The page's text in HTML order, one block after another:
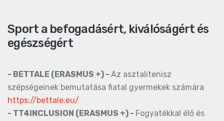
Sport a befogadásért, kiválóságért és
egészségért
- BETTALE (ERASMUS +) - Az asztalitenisz
szépségeinek bemutatása fiatal gyermekek számára
https://bettale.eu/
- TT4INCLUSION (ERASMUS +) - Fogyatékkal élő és